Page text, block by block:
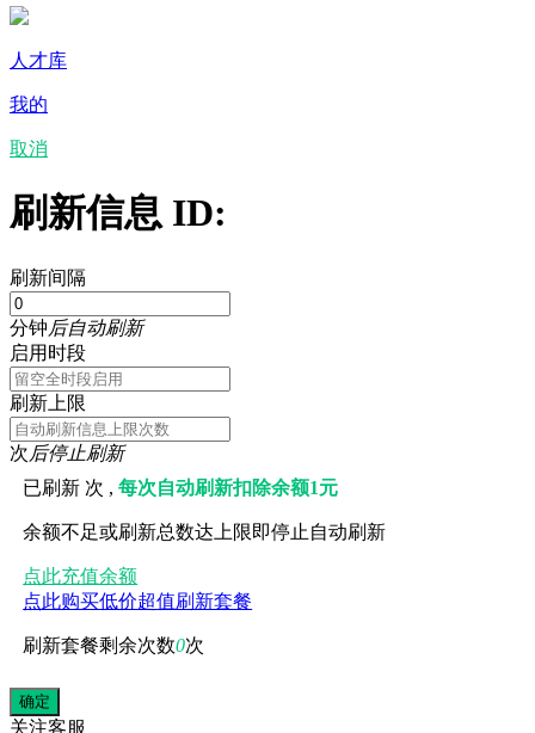
人才库
我的
取消
刷新信息 ID:
刷新间隔
分钟后自动刷新
启用时段
刷新上限
次后停止刷新
已刷新 次 ,每次自动刷新扣除余额1元
余额不足或刷新总数达上限即停止自动刷新
点此充值余额
点此购买低价超值刷新套餐
刷新套餐剩余次数0次
关注客服